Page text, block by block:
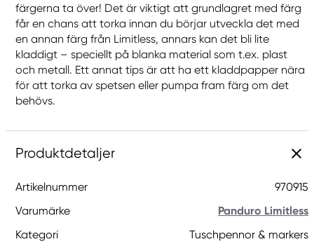
färgerna ta över! Det är viktigt att grundlagret med färg
får en chans att torka innan du börjar utveckla det med
en annan färg från Limitless, annars kan det bli lite
kladdigt – speciellt på blanka material som t.ex. plast
och metall. Ett annat tips är att ha ett kladdpapper nära
för att torka av spetsen eller pumpa fram färg om det
behövs.
Produktdetaljer
Artikelnummer
970915
Varumärke
Panduro Limitless
Kategori
Tuschpennor & markers